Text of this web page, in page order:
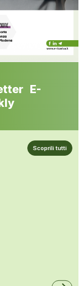
E-
Scoprili tutti